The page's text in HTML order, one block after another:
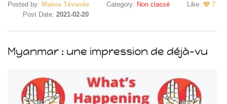
Posted by: Maëva Tévanée Category: Non classé Like:
7
Post Date: 2021-02-20
Myanmar : une impression de déjà-vu